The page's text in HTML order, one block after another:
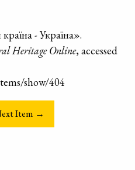
- Україна».
Heritage Online, accessed
show/404
Item →